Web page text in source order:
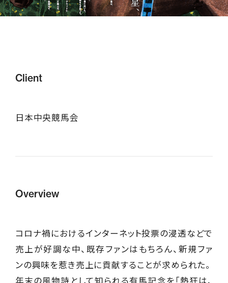
Client
日本中央競馬会
Overview
コロナ禍におけるインターネット投票の浸透などで
売上が好調な中、既存ファンはもちろん、新規ファ
ンの興味を惹き売上に貢献することが求められた。
年末の風物詩として知られる有馬記念を「熱狂は、